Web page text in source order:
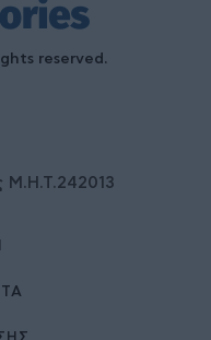
reserved.
Μ.Η.Τ.242013